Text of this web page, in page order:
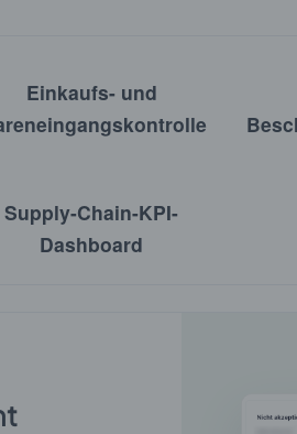
Einkaufs- und
Supply-Chain-KPI-
Dashboard